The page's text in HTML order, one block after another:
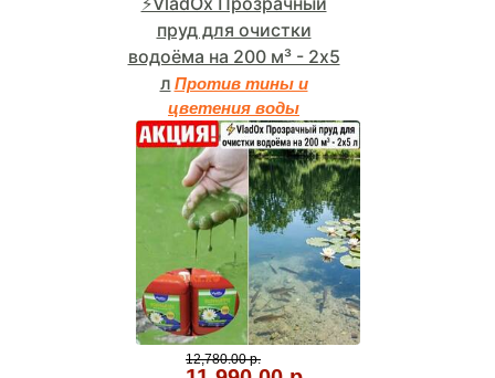
пруд для очистки
водоёма на 200 м³ - 2x5
л Против тины и
цветения воды
12,780.00 р.